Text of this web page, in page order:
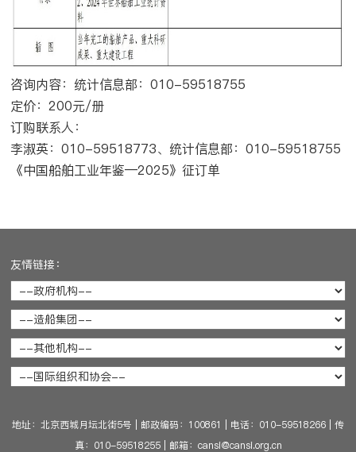
咨询内容： 统计信息部：010-59518755
定价：200元/册
订购联系人：
李淑英：010-59518773、 统计信息部：010-59518755
《中国船舶工业年鉴—2025》征订单
友情链接：
地址：北京西城月坛北街5号 邮政编码：100861 电话：010-59518266
传
真：010-59518255| 邮箱：cansi@cansi.org.cn